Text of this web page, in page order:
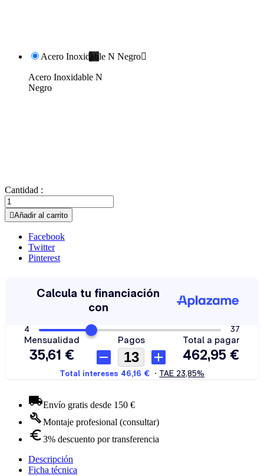
Acero Inoxidable N Negro
Acero Inoxidable N
Negro
Cantidad :
Añadir al carrito
Facebook
Twitter
Pinterest
Envío gratis desde 150 €
Montaje profesional (consultar)
3% descuento por transferencia
Descripción
Ficha técnica